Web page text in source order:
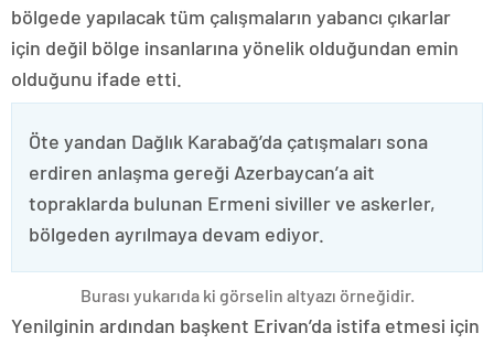
bölgede yapılacak tüm çalışmaların yabancı çıkarlar
için değil bölge insanlarına yönelik olduğundan emin
olduğunu ifade etti.
Öte yandan Dağlık Karabağ’da çatışmaları sona
erdiren anlaşma gereği Azerbaycan’a ait
topraklarda bulunan Ermeni siviller ve askerler,
bölgeden ayrılmaya devam ediyor.
Burası yukarıda ki görselin altyazı örneğidir.
Yenilginin ardından başkent Erivan’da istifa etmesi için